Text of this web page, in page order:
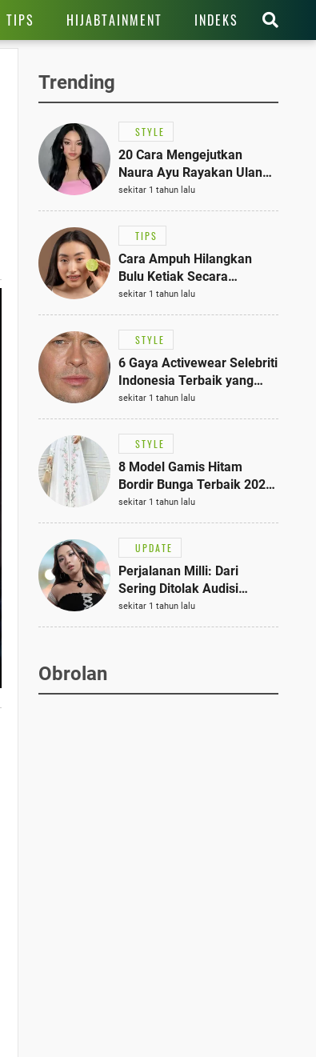
TIPS HIJABTAINMENT INDEKS
Trending
STYLE
20 Cara Mengejutkan
Naura Ayu Rayakan Ulang
Tahun di Panti Asuhan,
Terlihat Anggun dengan
Kaftan Cokelat
sekitar 1 tahun lalu
TIPS
Cara Ampuh Hilangkan
Bulu Ketiak Secara
Permanen dalam 5
Langkah Sederhana
sekitar 1 tahun lalu
STYLE
6 Gaya Activewear Selebriti
Indonesia Terbaik yang
Bisa Jadi Inspirasi
Fashionmu
sekitar 1 tahun lalu
STYLE
8 Model Gamis Hitam
Bordir Bunga Terbaik 2025,
Stylish untuk Hangout
hingga Acara Semi-Formal
sekitar 1 tahun lalu
UPDATE
Perjalanan Milli: Dari
Sering Ditolak Audisi
hingga Menjadi Rapper Top
10 Thailand
sekitar 1 tahun lalu
Obrolan